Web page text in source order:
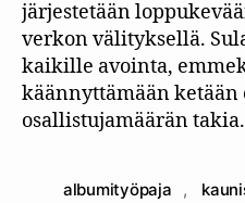
järjestetään
verkon välityksellä.
kaikille avointa,
käännyttämään
osallistujamäärän
albumityöpaja ,